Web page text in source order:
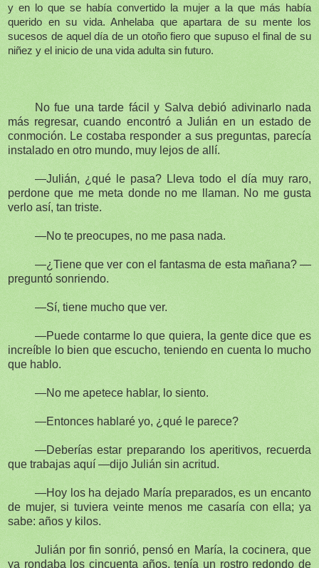
y en lo que se había convertido la mujer a la que más había
querido en su vida. Anhelaba que apartara de su mente los
sucesos de aquel día de un otoño fiero que supuso el final de su
niñez y el inicio de una vida adulta sin futuro.
No fue una tarde fácil y Salva debió adivinarlo nada
más regresar, cuando encontró a Julián en un estado de
conmoción. Le costaba responder a sus preguntas, parecía
instalado en otro mundo, muy lejos de allí.
—Julián, ¿qué le pasa? Lleva todo el día muy raro,
perdone que me meta donde no me llaman. No me gusta
verlo así, tan triste.
—No te preocupes, no me pasa nada.
—¿Tiene que ver con el fantasma de esta mañana? —
preguntó sonriendo.
—Sí, tiene mucho que ver.
—Puede contarme lo que quiera, la gente dice que es
increíble lo bien que escucho, teniendo en cuenta lo mucho
que hablo.
—No me apetece hablar, lo siento.
—Entonces hablaré yo, ¿qué le parece?
—Deberías estar preparando los aperitivos, recuerda
que trabajas aquí —dijo Julián sin acritud.
—Hoy los ha dejado María preparados, es un encanto
de mujer, si tuviera veinte menos me casaría con ella; ya
sabe: años y kilos.
Julián por fin sonrió, pensó en María, la cocinera, que
ya rondaba los cincuenta años, tenía un rostro redondo de